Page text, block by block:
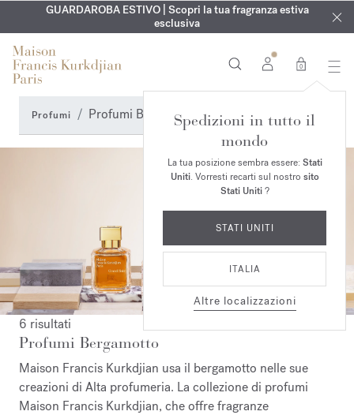
ESCLUSIVO | Scopri la nuova fragranza OUDvelvet moodnel
tuo ordine*
INCISIONE GRATUITA | Su tutte le fragranze e gli oli per il
corpo fino al 9 agosto
GUARDAROBA ESTIVO | Scopri la tua fragranza estiva
esclusiva
0
Spedizioni in tutto il
mondo
La tua posizione sembra essere: Stati
Uniti. Vorresti recarti sul nostro sito
Stati Uniti?
STATI UNITI
ITALIA
Altre localizzazioni
Profumi Profumi Bergamotto
6 risultati
Profumi Bergamotto
Maison Francis Kurkdjian usa il bergamotto nelle sue
creazioni di Alta profumeria. La collezione di profumi
Maison Francis Kurkdjian, che offre fragranze